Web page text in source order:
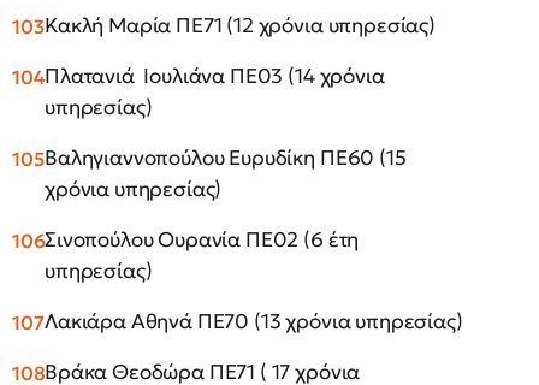
Κακλή Μαρία ΠΕ71 (12 χρόνια υπηρεσίας)
Πλατανιά Ιουλιάνα ΠΕ03 (14 χρόνια
υπηρεσίας)
Βαληγιαννοπούλου Ευρυδίκη ΠΕ60 (15
χρόνια υπηρεσίας)
Σινοπούλου Ουρανία ΠΕ02 (6 έτη
υπηρεσίας)
Λακιάρα Αθηνά ΠΕ70 (13 χρόνια υπηρεσίας)
Βράκα Θεοδώρα ΠΕ71 ( 17 χρόνια